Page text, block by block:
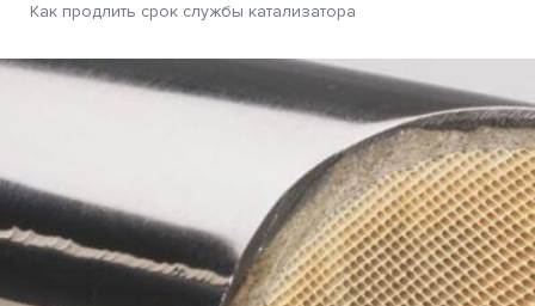
Как продлить срок службы катализатора